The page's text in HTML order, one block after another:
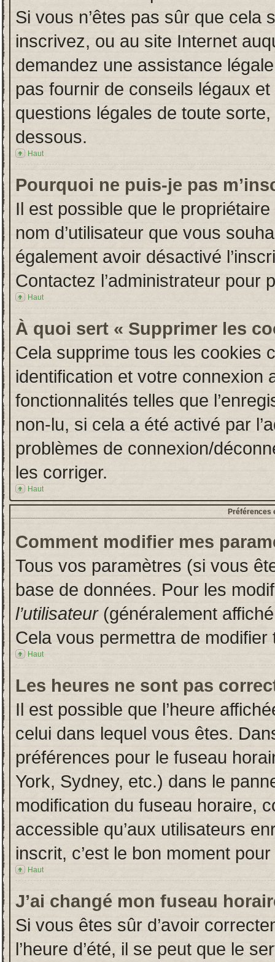
Si vous n’êtes pas sûr que cela
inscrivez, ou au site Internet
demandez une assistance
pas fournir de conseils légaux
questions légales de toute
dessous.
Haut
Pourquoi ne puis-je pas
Il est possible que le
nom d’utilisateur que vous
également avoir désactivé
Contactez l’administrateur pour
Haut
À quoi sert « Supprimer les
Cela supprime tous les cookies
identification et votre connexion
fonctionnalités telles que
non-lu, si cela a été activé par
problèmes de connexion/
les corriger.
Haut
Préférences
Comment modifier mes
Tous vos paramètres (si vous
base de données. Pour les
l’utilisateur(généralement
Cela vous permettra de
Haut
Les heures ne sont pas
Il est possible que l’heure
celui dans lequel vous êtes.
préférences pour le fuseau
York, Sydney, etc.) dans le
modification du fuseau horaire,
accessible qu’aux utilisateurs
inscrit, c’est le bon moment
Haut
J’ai changé mon fuseau
Si vous êtes sûr d’avoir
l’heure d’été, il se peut que le